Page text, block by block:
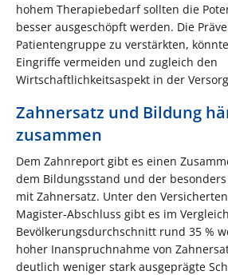
hohem Therapiebedarf sollten die
besser ausgeschöpft werden. Die
Patientengruppe zu verstärkten,
Eingriffe vermeiden und zugleich den
Wirtschaftlichkeitsaspekt in der
Zahnersatz und Bildung
zusammen
Dem Zahnreport gibt es einen
dem Bildungsstand und der
mit Zahnersatz. Unter den
Magister-Abschluss gibt es im
Bevölkerungsdurchschnitt rund 35 %
hoher Inanspruchnahme von
deutlich weniger stark ausgeprägte